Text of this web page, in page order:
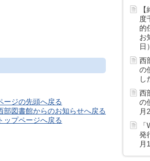
ージの先頭へ戻る
部図書館からのお知らせへ戻る
ップページへ戻る
度
的
お
日）
西
の
し
西
の
月
発
月